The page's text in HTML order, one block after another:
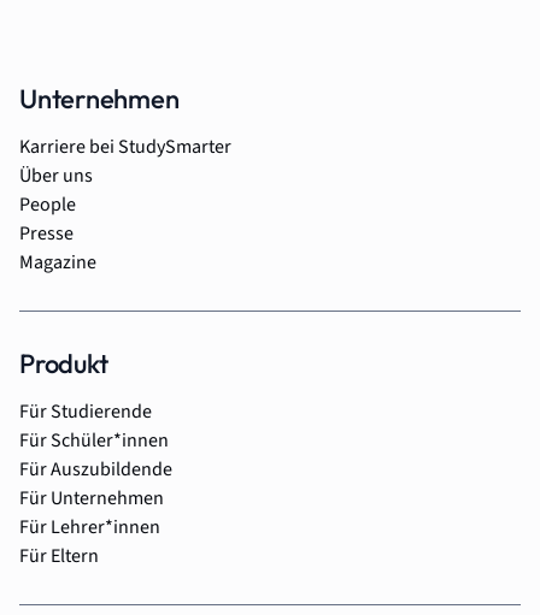
Unternehmen
Karriere bei StudySmarter
Über uns
People
Presse
Magazine
Produkt
Für Studierende
Für Schüler*innen
Für Auszubildende
Für Unternehmen
Für Lehrer*innen
Für Eltern